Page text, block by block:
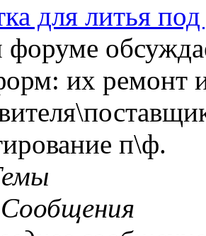
для литья
их ремонт
п\ф.
Сообщения